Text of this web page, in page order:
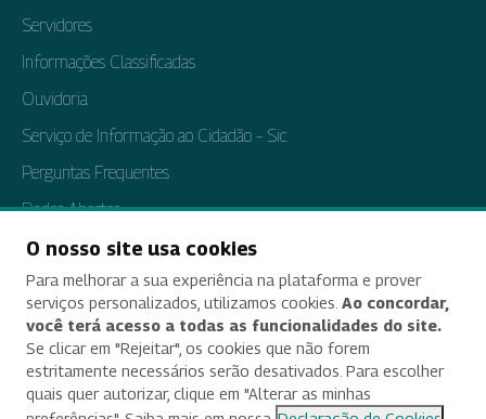
Servidores
Informações Classificadas
Ouvidoria
Serviço de Informação ao Cidadão – Sic
Perguntas Frequentes
Dados Abertos
Tratamento de Dados Pessoais
Transparência e Prestação de Contas
Acessibilidade
O nosso site usa cookies
Para melhorar a sua experiência na plataforma e prover
serviços personalizados, utilizamos cookies. Ao concordar,
você terá acesso a todas as funcionalidades do site.
Se clicar em "Rejeitar", os cookies que não forem
estritamente necessários serão desativados. Para escolher
quais quer autorizar, clique em "Alterar as minhas